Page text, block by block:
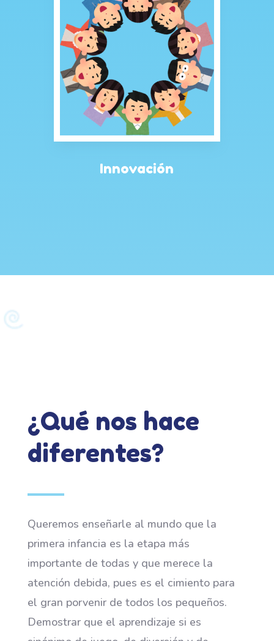
Innovación
¿Qué nos hace
diferentes?
Queremos enseñarle al mundo que la
primera infancia es la etapa más
importante de todas y que merece la
atención debida, pues es el cimiento para
el gran porvenir de todos los pequeños.
Demostrar que el aprendizaje si es